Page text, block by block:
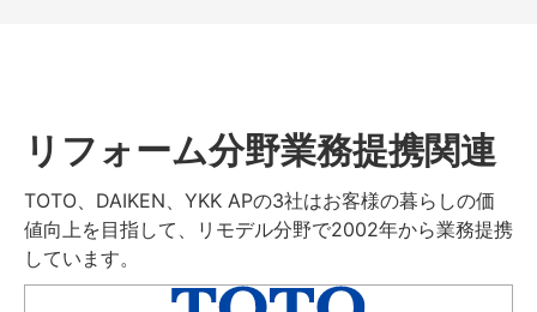
リフォーム分野業務提携関連
TOTO、DAIKEN、YKK APの3社はお客様の暮らしの価
値向上を目指して、リモデル分野で2002年から業務提携
しています。